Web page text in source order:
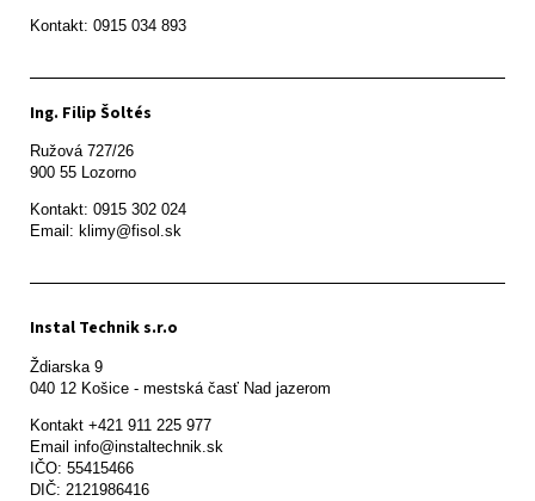
Ing. Filip Šoltés
Ružová 727/26
900 55 Lozorno
Kontakt: 0915 302 024
Email: klimy@fisol.sk
Instal Technik s.r.o
Ždiarska 9
Kontakt +421 911 225 977
Email info@instaltechnik.sk
IČO: 55415466
DIČ: 2121986416